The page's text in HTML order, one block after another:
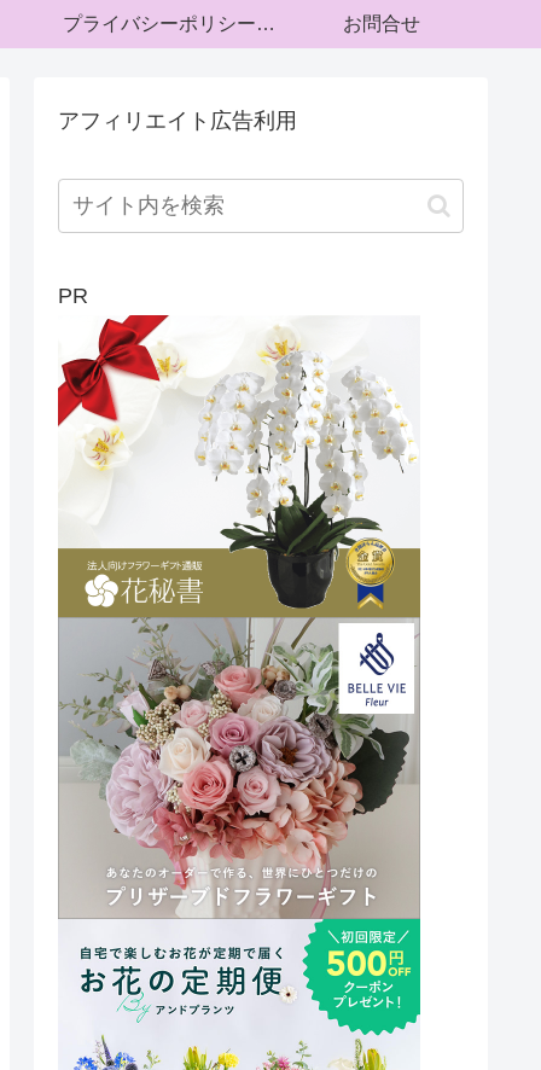
プライバシーポリシー・運営者情報 お問合せ
アフィリエイト広告利用
PR